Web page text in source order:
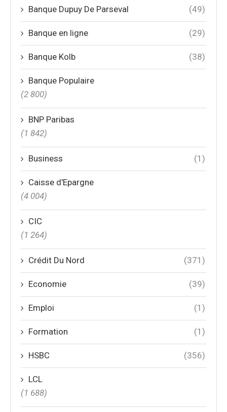
Banque Dupuy De Parseval (49)
Banque en ligne (29)
Banque Kolb (38)
Banque Populaire
(2 800)
BNP Paribas
(1 842)
Business (1)
Caisse d'Epargne
(4 004)
CIC
(1 264)
Crédit Du Nord (371)
Economie (39)
Emploi (1)
Formation (1)
HSBC (356)
LCL
(1 688)